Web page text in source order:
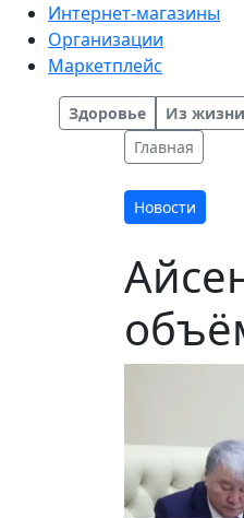
Интернет-магазины
Организации
Маркетплейс
Здоровье Из жизни
Главная
Новости